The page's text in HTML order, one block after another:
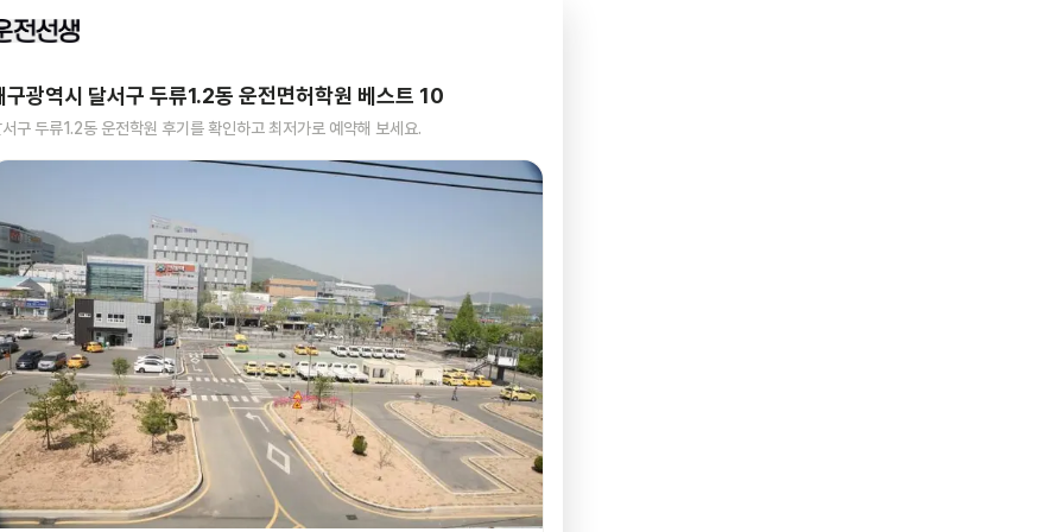
구광역시 달서구 두류1.2동 운전면허학원 베스트 10
구 두류1.2동 운전학원 후기를 확인하고 최저가로 예약해 보세요.